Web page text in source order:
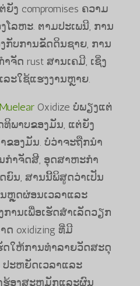
compromises ຄວາມ
ໂລຫະ. ຕາມປະເພນີ, ການ
ກັບການຂັດດິນຊາຍ, ການ
ຈັດ rust ສານເຄມີ, ເຊິ່ງ
ະໃຊ້ແຮງງານຫຼາຍ.
Oxidize ບໍ່ພຽງແຕ່
ພາບຂອງມັນ, ແຕ່ຍັງ
ອງມັນ. ບໍ່ວ່າຈະຖືກນໍາ
ກໍາຈັດສີ, ອຸດສາຫະກໍາ
ນ, ສານນີ້ພິສູດວ່າເປັນ
ຫຼຸດຜ່ອນເວລາແລະ
ານເພື່ອເຮັດສໍາເລັດວຽກ
ດ oxidizing ທີ່ມີ
ດໃຫ້ການທໍາລາຍວັດສະດຸ
ະຫຍັດເວລາແລະ
ຮ້ອງສະຫມັກແລະຜົນ